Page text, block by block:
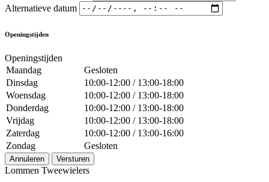
Alternatieve datum
Openingstijden
Openingstijden
Maandag
Gesloten
Dinsdag
10:00-12:00 / 13:00-18:00
Woensdag
10:00-12:00 / 13:00-18:00
Donderdag
10:00-12:00 / 13:00-18:00
Vrijdag
10:00-12:00 / 13:00-18:00
Zaterdag
10:00-12:00 / 13:00-16:00
Zondag
Gesloten
Annuleren Versturen
Lommen Tweewielers